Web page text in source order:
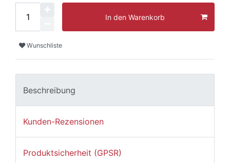
In den Warenkorb
Wunschliste
Beschreibung
Kunden-Rezensionen
Produktsicherheit (GPSR)